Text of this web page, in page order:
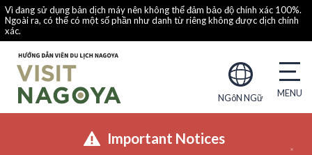
Vì đang sử dụng bản dịch máy nên không thể đảm bảo độ chính xác 100%.
Ngoài ra, có thể có một số phần như danh từ riêng không được dịch chính
xác.
NGôN NGữ
Important Notices